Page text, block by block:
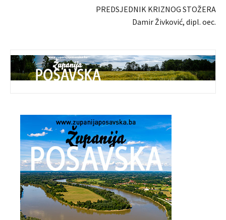
PREDSJEDNIK KRIZNOG STOŽERA
Damir Živković, dipl. oec.